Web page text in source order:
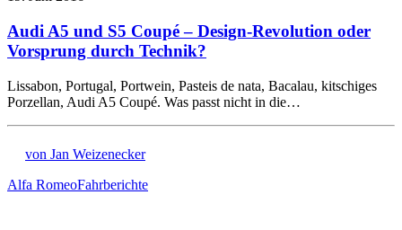
Audi A5 und S5 Coupé – Design-Revolution oder
Vorsprung durch Technik?
Lissabon, Portugal, Portwein, Pasteis de nata, Bacalau, kitschiges
Porzellan, Audi A5 Coupé. Was passt nicht in die…
von Jan Weizenecker
Alfa RomeoFahrberichte